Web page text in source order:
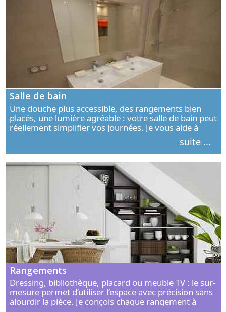
Salle de bain
Une douche plus accessible, des rangements bien
placés, une lumière agréable : votre salle de bain peut
réellement simplifier vos journées. Je vous aide à
concevoir un espace élégant, confortable et adapté à
suite ...
Rangements
Dressing, bibliothèque, placard ou meuble TV : le sur-
mesure permet d’utiliser l’espace avec précision sans
alourdir la pièce. Je conçois chaque rangement à